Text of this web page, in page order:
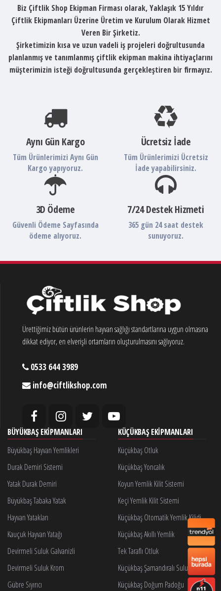
Biz Çiftlik Shop Ekipman Firması olarak, Yaklaşık 15 Yıldır
Çiftlik Ekipmanları Üzerine Üretim ve Kurulum Olarak Hizmet
Veren Bir Şirketiz.
Şirketimizin kısa ve uzun vadeli iş projeleri doğrultusunda
planlanmış ve tanımlanmış çiftlik ekipman makina ihtiyaçlarını
müşterimizin isteği doğrultusunda gerçekleştiren bir firmayız.
Aynı Gün Kargo
Tüm Ürünlerimizi Aynı Gün
Kargo yapıyoruz.
Ücretsiz İade
Tüm Ürünlerimizi Ücretsiz
İade yapabilirsiniz.
3D Ödeme
Güvenli Ödeme Sayfasında
ödeme alıyoruz.
7/24 Destek Hizmeti
365 gün 24 saat destek
sunuyoruz.
Ürettiğimiz bütün ürünlerin hayvan sağlığı standartlarına uygun olmasına
dikkat ediyor, en elverişli ortamların oluşturulmasını sağlıyoruz.
0533 644 3989
info@ciftlikshop.com
BÜYÜKBAŞ EKIPMANLARI
Büyükbaş Hayvan Yemlikleri
Durak Demiri Sistemi
Yatak Durak Demiri
Büyükbaş Tabaka Yatak
Hayvan Yatakları
Kauçuk Hayvan Yatağı
Devirmeli Suluk Galvanizli
Devirmeli Suluk Krom
Gübre Sıyırıcı
KÜÇÜKBAŞ EKIPMANLARI
Küçükbaş Otluk
Küçükbaş Yoncalık
Koyun Yemlik Kilit Sistemi
Keçi Yemlik Kilit Sistemi
Küçükbaş Otomatik Yemlik Kilidi
Küçükbaş Akıllı Yemlik
Tek Taraflı Otluk
Küçükbaş Şamandıralı Suluk
Küçükbaş Doğum Padoğu